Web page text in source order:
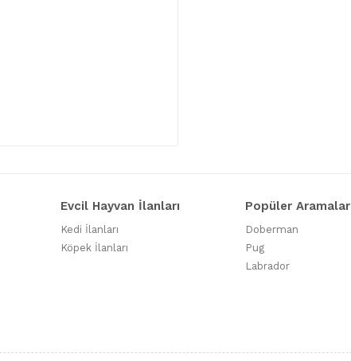
Evcil Hayvan İlanları
Kedi İlanları
Köpek İlanları
Popüler Aramalar
Doberman
Pug
Labrador